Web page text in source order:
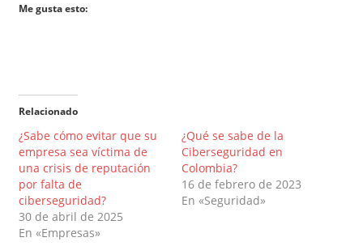
Me gusta esto:
Relacionado
¿Sabe cómo evitar que su
empresa sea víctima de
una crisis de reputación
por falta de
ciberseguridad?
30 de abril de 2025
En «Empresas»
¿Qué se sabe de la
Ciberseguridad en
Colombia?
16 de febrero de 2023
En «Seguridad»